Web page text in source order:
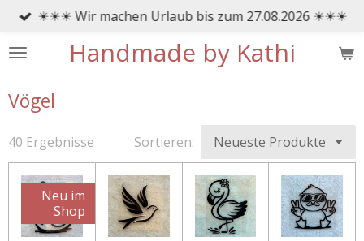
Zum
springen
Handmade by Kathi
☀☀☀ Wir machen Urlaub bis zum 27.08.2026 ☀☀☀
Vögel
40 Ergebnisse Sortieren:
Neu im
Shop